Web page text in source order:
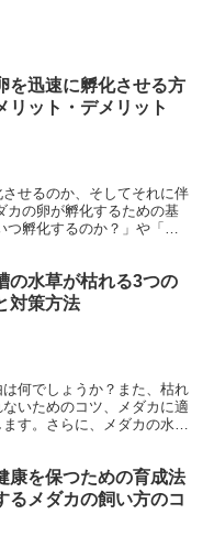
を迅速に孵化させる方
リット・デメリット
せるのか、そしてそれに伴
カの卵が孵化するための基
つ孵化するのか？」や「早
の水草が枯れる3つの
対策方法
何でしょうか？また、枯れ
いためのコツ、メダカに適
す。さらに、メダカの水槽
康を保つための育成法
るメダカの飼い方のコ